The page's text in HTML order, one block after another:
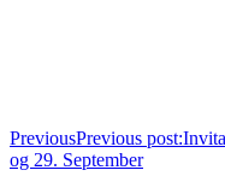
PreviousPrevious post:
og 29. September